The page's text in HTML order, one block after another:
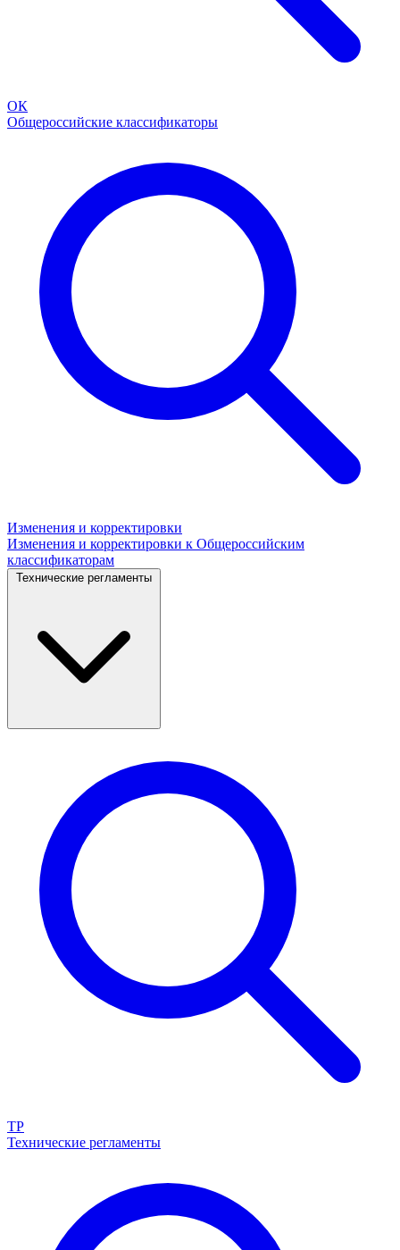
ОК
Общероссийские классификаторы
Изменения и корректировки
Изменения и корректировки к Общероссийским
классификаторам
Технические регламенты
ТР
Технические регламенты